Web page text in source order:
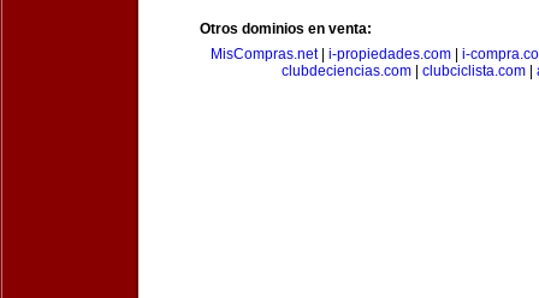
Otros dominios en venta:
MisCompras.net| i-propiedades.com| i-
clubdeciencias.com
clubciclista.com